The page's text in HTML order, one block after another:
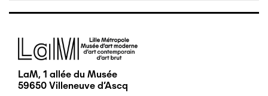
Image
LaM, 1 allée du Musée
59650 Villeneuve d'Ascq